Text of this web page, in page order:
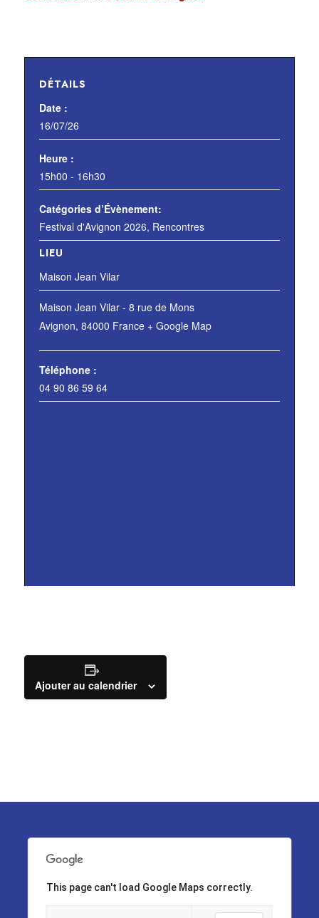
DÉTAILS
Date :
16/07/26
Heure :
15h00 - 16h30
Catégories d’Évènement:
Festival d'Avignon 2026, Rencontres
LIEU
Maison Jean Vilar
Maison Jean Vilar - 8 rue de Mons
Avignon, 84000 France + Google Map
Téléphone :
04 90 86 59 64
Ajouter au calendrier
This page can't load Google Maps correctly.